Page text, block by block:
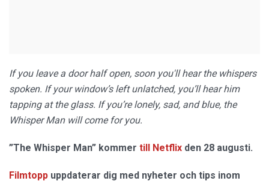
If you leave a door half open, soon you'll hear the whispers
spoken. If your window’s left unlatched, you’ll hear him
tapping at the glass. If you’re lonely, sad, and blue, the
Whisper Man will come for you.
”The Whisper Man” kommer till Netflix den 28 augusti.
Filmtopp uppdaterar dig med nyheter och tips inom